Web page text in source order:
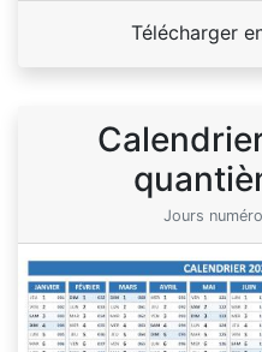
Télécharger
Jours